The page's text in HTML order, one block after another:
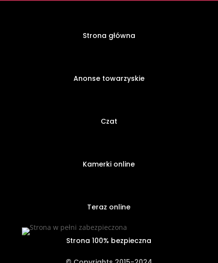
Strona główna
Anonse towarzyskie
Czat
Kamerki online
Teraz online
Strona 100% bezpieczna